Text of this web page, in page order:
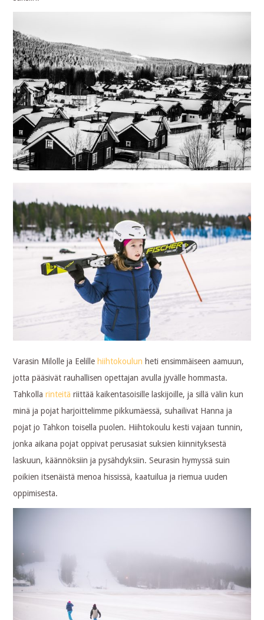
Varasin Milolle ja Eelille hiihtokoulun heti ensimmäiseen aamuun,
jotta pääsivät rauhallisen opettajan avulla jyvälle hommasta.
Tahkollarinteitä riittää kaikentasoisille laskijoille, ja sillä välin kun
minä ja pojat harjoittelimme pikkumäessä, suhailivat Hanna ja
pojat jo Tahkon toisella puolen. Hiihtokoulu kesti vajaan tunnin,
jonka aikana pojat oppivat perusasiat suksien kiinnityksestä
laskuun, käännöksiin ja pysähdyksiin. Seurasin hymyssä suin
poikien itsenäistä menoa hississä, kaatuilua ja riemua uuden
oppimisesta.